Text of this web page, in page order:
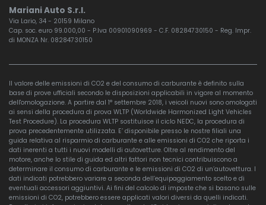
Mariani Auto S.r.l.
Via Lario, 34 - 20159 Milano
Cap. soc. euro 99.000,00 - P.Iva 00901090969 - C.F. 08284730150 - Reg. Impr.
di MONZA Nr. 08284730150
Il valore delle emissioni di CO2 e del consumo di carburante è definito sulla
base di prove ufficiali secondo le disposizioni applicabili in vigore al momento
dell'omologazione. A partire dal 1° settembre 2018, i veicoli nuovi sono omologati
ai sensi della procedura di prova WLTP (Worldwide Harmonized Light Vehicles
Test Procedure). La procedura WLTP sostituisce il ciclo NEDC, la procedura di
prova precedentemente utilizzata. E’ disponibile presso le nostre filiali una
guida relativa al risparmio di carburante e alle emissioni di CO2 che riporta i
dati inerenti a tutti i nuovi modelli di autovetture. Oltre al rendimento del
motore, anche lo stile di guida ed altri fattori non tecnici contribuiscono a
determinare il consumo di carburante e le emissioni di CO2 di un’autovettura. I
dati indicati potrebbero variare a seconda dell’equipaggiamento scelto e di
eventuali accessori aggiuntivi. Ai fini del calcolo di imposte che si basano sulle
emissioni di CO2, potrebbero essere applicati valori diversi da quelli indicati.